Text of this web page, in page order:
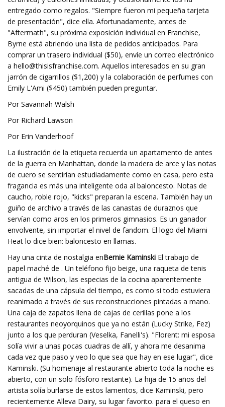
entregado como regalos. "Siempre fueron mi pequeña tarjeta
de presentación", dice ella. Afortunadamente, antes de
"Aftermath", su próxima exposición individual en Franchise,
Byrne está abriendo una lista de pedidos anticipados. Para
comprar un trasero individual ($50), envíe un correo electrónico
a hello@thisisfranchise.com. Aquellos interesados ​​en su gran
jarrón de cigarrillos ($1,200) y la colaboración de perfumes con
Emily L'Ami ($450) también pueden preguntar.
Por Savannah Walsh
Por Richard Lawson
Por Erin Vanderhoof
La ilustración de la etiqueta recuerda un apartamento de antes
de la guerra en Manhattan, donde la madera de arce y las notas
de cuero se sentirían estudiadamente como en casa, pero esta
fragancia es más una inteligente oda al baloncesto. Notas de
caucho, roble rojo, "kicks" preparan la escena. También hay un
guiño de archivo a través de las canastas de duraznos que
servían como aros en los primeros gimnasios. Es un ganador
envolvente, sin importar el nivel de fandom. El logo del Miami
Heat lo dice bien: baloncesto en llamas.
Hay una cinta de nostalgia enBernie Kaminski El trabajo de
papel maché de . Un teléfono fijo beige, una raqueta de tenis
antigua de Wilson, las especias de la cocina aparentemente
sacadas de una cápsula del tiempo, es como si todo estuviera
reanimado a través de sus reconstrucciones pintadas a mano.
Una caja de zapatos llena de cajas de cerillas pone a los
restaurantes neoyorquinos que ya no están (Lucky Strike, Fez)
junto a los que perduran (Veselka, Fanelli's). "Florent: mi esposa
solía vivir a unas pocas cuadras de allí, y ahora me desanima
cada vez que paso y veo lo que sea que hay en ese lugar", dice
Kaminski. (Su homenaje al restaurante abierto toda la noche es
abierto, con un solo fósforo restante). La hija de 15 años del
artista solía burlarse de estos lamentos, dice Kaminski, pero
recientemente Alleva Dairy, su lugar favorito. para el queso en